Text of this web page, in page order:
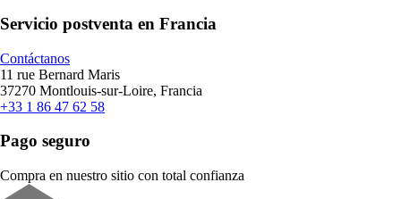
Servicio postventa en Francia
Contáctanos
11 rue Bernard Maris
37270 Montlouis-sur-Loire, Francia
+33 1 86 47 62 58
Pago seguro
Compra en nuestro sitio con total confianza